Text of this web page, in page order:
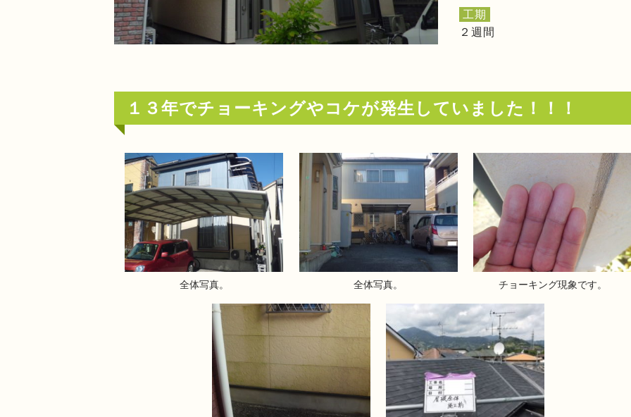
工期
２週間
１３年でチョーキングやコケが発生していました！！！
全体写真。 全体写真。 チョーキング現象です。